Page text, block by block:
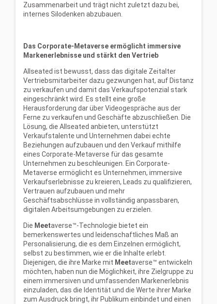
Zusammenarbeit und trägt nicht zuletzt dazu bei,
internes Silodenken abzubauen.
Das Corporate-Metaverse ermöglicht immersive
Markenerlebnisse und stärkt den Vertrieb
Allseated ist bewusst, dass das digitale Zeitalter
Vertriebsmitarbeiter dazu gezwungen hat, auf Distanz
zu verkaufen und damit das Verkaufspotenzial stark
eingeschränkt wird. Es stellt eine große
Herausforderung dar über Videogespräche aus der
Ferne zu verkaufen und Geschäfte abzuschließen. Die
Lösung, die Allseated anbieten, unterstützt
Verkaufstalente und Unternehmen dabei echte
Beziehungen aufzubauen und den Verkauf mithilfe
eines Corporate-Metaverse für das gesamte
Unternehmen zu beschleunigen. Ein Corporate-
Metaverse ermöglicht es Unternehmen, immersive
Verkaufserlebnisse zu kreieren, Leads zu qualifizieren,
Vertrauen aufzubauen und mehr
Geschäftsabschlüsse in vollständig anpassbaren,
digitalen Arbeitsumgebungen zu erzielen.
Die Meetaverse™-Technologie bietet ein
bemerkenswertes und leidenschaftliches Maß an
Personalisierung, die es dem Einzelnen ermöglicht,
selbst zu bestimmen, wie er die Inhalte erlebt.
Diejenigen, die ihre Marke mit Meetaverse™ entwickeln
möchten, haben nun die Möglichkeit, ihre Zielgruppe zu
einem immersiven und umfassenden Markenerlebnis
einzuladen, das die Identität und die Werte ihrer Marke
zum Ausdruck bringt, ihr Publikum einbindet und einen